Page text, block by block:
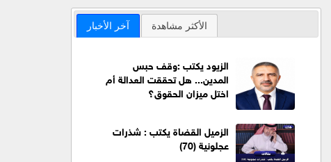
آخر الأخبار الأكثر مشاهدة
الزيود يكتب :وقف حبس
المدين... هل تحققت العدالة أم
اختل ميزان الحقوق؟
الزميل القضاة يكتب : شذرات
عجلونية (70)